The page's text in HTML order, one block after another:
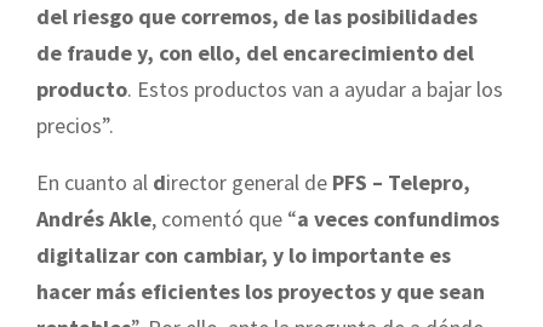
del riesgo que corremos, de las posibilidades
de fraude y, con ello, del encarecimiento del
producto. Estos productos van a ayudar a bajar los
precios”.
En cuanto al director general de PFS – Telepro,
Andrés Akle, comentó que “a veces confundimos
digitalizar con cambiar, y lo importante es
hacer más eficientes los proyectos y que sean